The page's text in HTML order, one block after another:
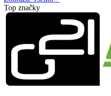
Top značky